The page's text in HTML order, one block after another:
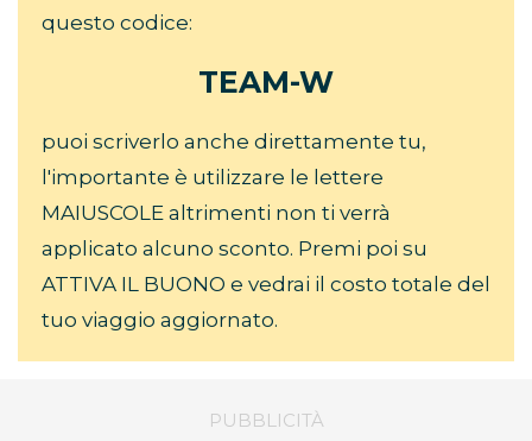
questo codice:
TEAM-W
puoi scriverlo anche direttamente tu,
l'importante è utilizzare le lettere
MAIUSCOLE altrimenti non ti verrà
applicato alcuno sconto. Premi poi su
ATTIVA IL BUONO e vedrai il costo totale del
tuo viaggio aggiornato.